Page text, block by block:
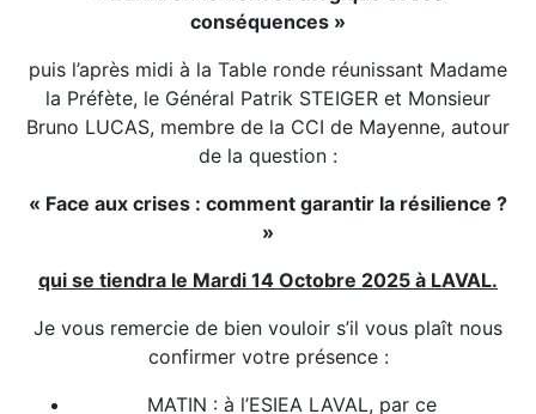
conséquences »
puis l’après midi à la Table ronde réunissant Madame
la Préfète, le Général Patrik STEIGER et Monsieur
Bruno LUCAS, membre de la CCI de Mayenne, autour
de la question :
« Face aux crises : comment garantir la résilience ?
»
qui se tiendra le Mardi 14 Octobre 2025 à LAVAL.
Je vous remercie de bien vouloir s’il vous plaît nous
confirmer votre présence :
MATIN : à l’ESIEA LAVAL, par ce